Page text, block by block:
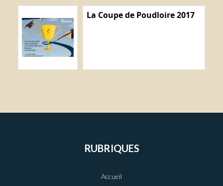
La Coupe de Poudloire 2017
RUBRIQUES
Accueil